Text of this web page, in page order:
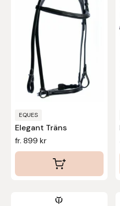
EQUES
Elegant Träns
fr. 899kr
varianter.
alternativen
väljas
produktsidan
Protector
Redback
Roeckl
Safehorse of Sweden
Saltverk
Sigga Ævars
Sivart Bokförlag
Sonnenreiter